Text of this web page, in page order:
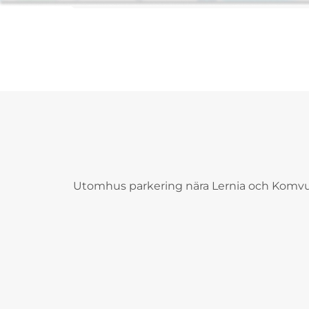
Utomhus parkering nära Lernia och